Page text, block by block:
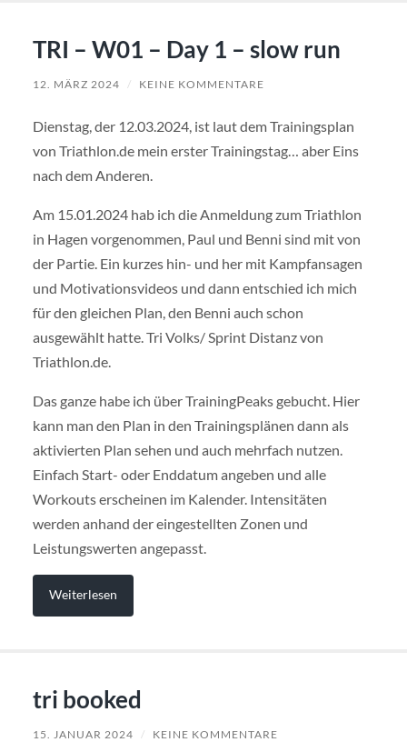
TRI – W01 – Day 1 – slow run
12. MÄRZ 2024 / KEINE KOMMENTARE
Dienstag, der 12.03.2024, ist laut dem Trainingsplan
von Triathlon.de mein erster Trainingstag… aber Eins
nach dem Anderen.
Am 15.01.2024 hab ich die Anmeldung zum Triathlon
in Hagen vorgenommen, Paul und Benni sind mit von
der Partie. Ein kurzes hin- und her mit Kampfansagen
und Motivationsvideos und dann entschied ich mich
für den gleichen Plan, den Benni auch schon
ausgewählt hatte. Tri Volks/ Sprint Distanz von
Triathlon.de.
Das ganze habe ich über TrainingPeaks gebucht. Hier
kann man den Plan in den Trainingsplänen dann als
aktivierten Plan sehen und auch mehrfach nutzen.
Einfach Start- oder Enddatum angeben und alle
Workouts erscheinen im Kalender. Intensitäten
werden anhand der eingestellten Zonen und
Leistungswerten angepasst.
Weiterlesen
tri booked
15. JANUAR 2024 / KEINE KOMMENTARE